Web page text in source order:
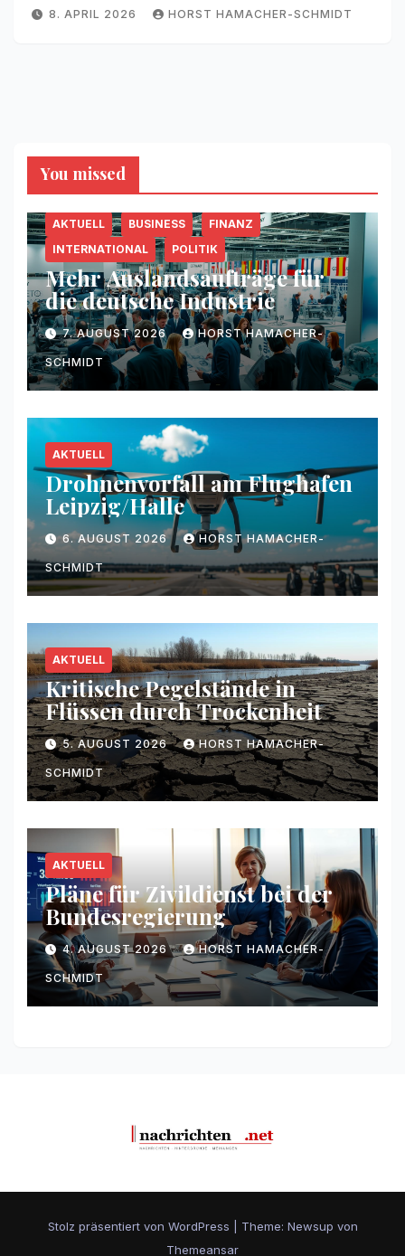
8. APRIL 2026 HORST HAMACHER-SCHMIDT
You missed
AKTUELL BUSINESS
FINANZ
INTERNATIONAL
POLITIK
Mehr Auslandsaufträge für
die deutsche Industrie
7. AUGUST 2026 HORST HAMACHER-
SCHMIDT
AKTUELL
Drohnenvorfall am Flughafen
Leipzig/Halle
6. AUGUST 2026 HORST HAMACHER-
SCHMIDT
AKTUELL
Kritische Pegelstände in
Flüssen durch Trockenheit
5. AUGUST 2026 HORST HAMACHER-
SCHMIDT
AKTUELL
Pläne für Zivildienst bei der
Bundesregierung
4. AUGUST 2026 HORST HAMACHER-
SCHMIDT
Stolz präsentiert von WordPress
Theme: Newsup von
Themeansar